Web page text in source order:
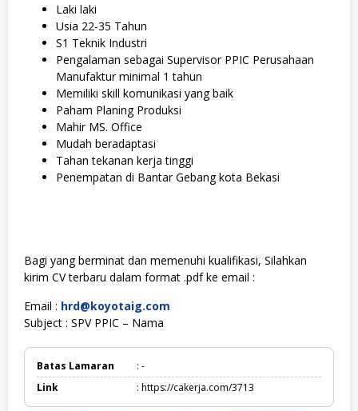
Laki laki
Usia 22-35 Tahun
S1 Teknik Industri
Pengalaman sebagai Supervisor PPIC Perusahaan
Manufaktur minimal 1 tahun
Memiliki skill komunikasi yang baik
Paham Planing Produksi
Mahir MS. Office
Mudah beradaptasi
Tahan tekanan kerja tinggi
Penempatan di Bantar Gebang kota Bekasi
Bagi yang berminat dan memenuhi kualifikasi, Silahkan
kirim CV terbaru dalam format .pdf ke email :
Email : hrd@koyotaig.com
Subject : SPV PPIC – Nama
Batas Lamaran
: -
Link
: https://cakerja.com/3713